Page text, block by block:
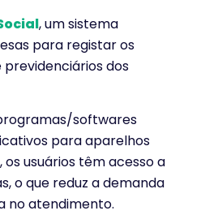
, um sistema
para registar os
dos
softwares
para aparelhos
usuários têm acesso a
o que reduz a demanda
no atendimento.